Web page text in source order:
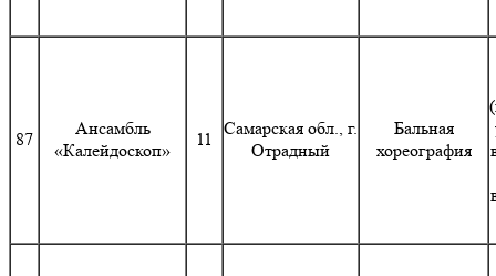
87
Ансамбль
«Калейдоскоп»
11
Самарская обл., г.
Отрадный
Бальная
хореография